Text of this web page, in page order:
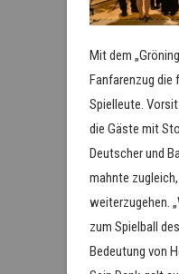
Mit dem
Fanfarenzug
Spielleute.
die Gäste mit
Deutscher und
mahnte
weiterzugehen.
zum Spielball
Bedeutung von